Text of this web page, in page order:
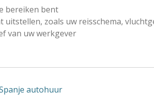
bereiken bent
zoals uw reisschema,
van uw werkgever